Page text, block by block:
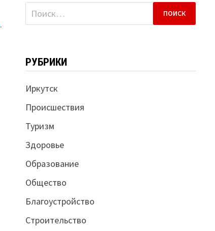
.
Найти:
РУБРИКИ
Иркутск
Происшествия
Туризм
Здоровье
Образование
Общество
Благоустройство
Строительство